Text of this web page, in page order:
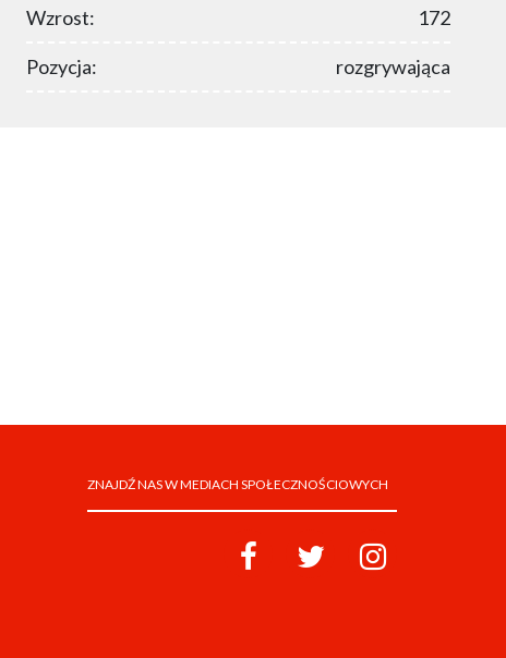
Wzrost: 172
Pozycja: rozgrywająca
ZNAJDŹ NAS W MEDIACH SPOŁECZNOŚCIOWYCH